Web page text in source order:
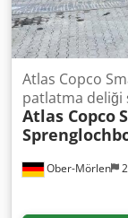
Ober-Mörlen
Atlas Copco
patlatma deliği
Atlas Copco